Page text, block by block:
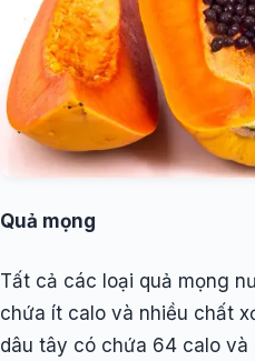
Quả mọng
Tất cả các loại quả mọng
chứa ít calo và nhiều chất
dâu tây có chứa 64 calo và